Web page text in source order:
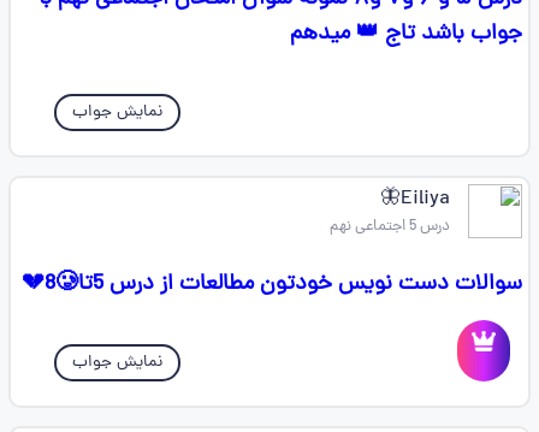
جواب باشد تاج 👑 میدهم
نمایش جواب
Eiliya🦋
درس 5 اجتماعی نهم
سوالات دست نویس خودتون مطالعات از درس 5تا8🥲💔
نمایش جواب